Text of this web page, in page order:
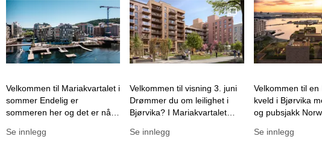
Dette er en lenke til et innlegg.
Velkommen til Mariakvartalet i
sommer Endelig er
sommeren her og det er nå vi
byen. Nede i Bjørvika glitrer
Se innlegg
Dette er en lenke til et innlegg.
Denne posten har en
Velkommen til visning 3. juni
Drømmer du om leilighet i
Bjørvika? I Mariakvartalet
de fleste typer og i varierende
Se innlegg
Dette er en
Velkommen til en
kveld i Bjørvika
og pubsjakk Norway Chess er
OSU er stolte
Se innlegg